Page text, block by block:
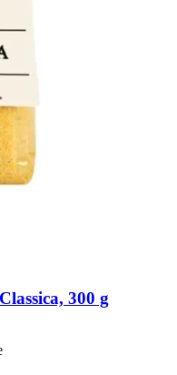
300 g